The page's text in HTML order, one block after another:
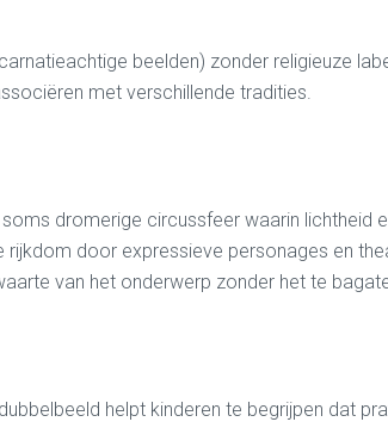
beelden) zonder religieuze
met verschillende tradities.
dromerige circussfeer waarin lichtheid
door expressieve personages en
van het onderwerp zonder het te
helpt kinderen te begrijpen dat